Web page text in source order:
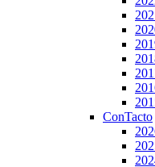
ConTacto